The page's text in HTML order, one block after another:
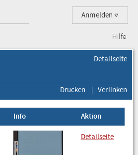
Anmelden
Hilfe
Detailseite
Drucken Verlinken
Info Aktion
Detailseite